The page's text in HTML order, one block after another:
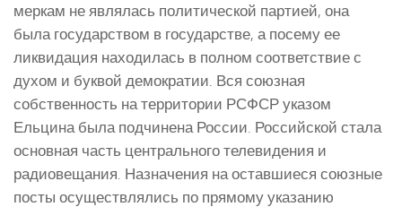
меркам не являлась политической партией, она
была государством в государстве, а посему ее
ликвидация находилась в полном соответствие с
духом и буквой демократии. Вся союзная
собственность на территории РСФСР указом
Ельцина была подчинена России. Российской стала
основная часть центрального телевидения и
радиовещания. Назначения на оставшиеся союзные
посты осуществлялись по прямому указанию